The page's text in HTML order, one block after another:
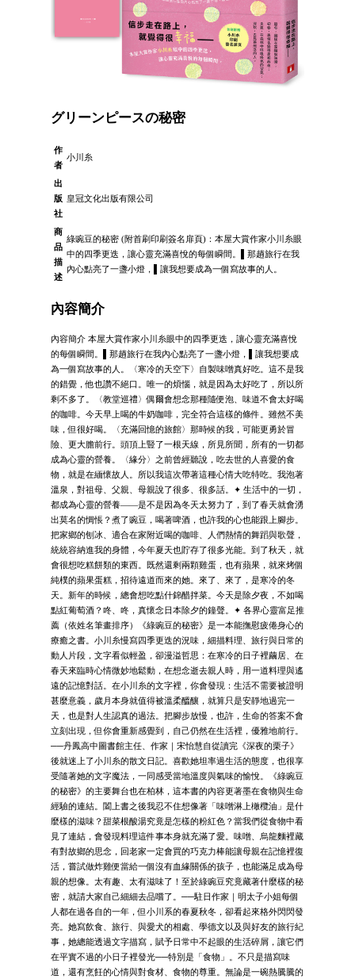
グリーンピースの秘密
作
者
小川糸
出
版
社
皇冠文化出版有限公司
商
品
描
述
綠豌豆的秘密 (附首刷印刷簽名扉頁)：本屋大賞作家小川糸眼
中的四季更迭，讓心靈充滿喜悅的每個瞬間。▌那趟旅行在我
內心點亮了一盞小燈，▌讓我想要成為一個寫故事的人。
內容簡介
內容簡介 本屋大賞作家小川糸眼中的四季更迭，讓心靈充滿喜悅
的每個瞬間。▌那趟旅行在我內心點亮了一盞小燈，▌讓我想要成
為一個寫故事的人。〈寒冷的天空下〉自製味噌真好吃。這不是我
的錯覺，他也讚不絕口。唯一的煩惱，就是因為太好吃了，所以所
剩不多了。〈教堂巡禮〉偶爾會想念那種隨便泡、味道不會太好喝
的咖啡。今天早上喝的牛奶咖啡，完全符合這樣的條件。雖然不美
味，但很好喝。〈充滿回憶的旅館〉那時候的我，可能更勇於冒
險、更大膽前行。頭頂上豎了一根天線，所見所聞，所有的一切都
成為心靈的營養。〈緣分〉之前曾經聽說，吃去世的人喜愛的食
物，就是在緬懷故人。所以我這次帶著這種心情大吃特吃。我泡著
溫泉，對祖母、父親、母親說了很多、很多話。✦ 生活中的一切，
都成為心靈的營養——是不是因為冬天太努力了，到了春天就會湧
出莫名的惆悵？煮了豌豆，喝著啤酒，也許我的心也能跟上腳步。
把家鄉的刨冰、適合在家附近喝的咖啡、人們熱情的舞蹈與歌聲，
統統容納進我的身體，今年夏天也貯存了很多光能。到了秋天，就
會很想吃糕餅類的東西。既然還剩兩顆雞蛋，也有蘋果，就來烤個
純樸的蘋果蛋糕，招待遠道而來的她。來了、來了，是寒冷的冬
天。新年的時候，總會想吃點什錦醋拌菜。今天是除夕夜，不如喝
點紅葡萄酒？咚、咚，真懷念日本除夕的鐘聲。✦ 各界心靈富足推
薦（依姓名筆畫排序）《綠豌豆的秘密》是一本能撫慰疲倦身心的
療癒之書。小川糸慢寫四季更迭的況味，細描料理、旅行與日常的
動人片段，文字看似輕盈，卻漫溢哲思：在寒冷的日子裡繭居、在
春天來臨時心情微妙地鬆動，在想念逝去親人時，用一道料理與遙
遠的記憶對話。在小川糸的文字裡，你會發現：生活不需要被證明
甚麼意義，歲月本身就值得被溫柔醞釀，就算只是安靜地過完一
天，也是對人生認真的過法。把腳步放慢，也許，生命的答案不會
立刻出現，但你會重新感覺到，自己仍然在生活裡，優雅地前行。
──丹鳳高中圖書館主任、作家｜宋怡慧自從讀完《深夜的栗子》
後就迷上了小川糸的散文日記。喜歡她坦率過生活的態度，也很享
受隨著她的文字魔法，一同感受當地溫度與氣味的愉悅。《綠豌豆
的秘密》的主要舞台也在柏林，這本書的內容更著墨在食物與生命
經驗的連結。闔上書之後我忍不住想像著「味噌淋上橄欖油」是什
麼樣的滋味？甜菜根酸湯究竟是怎樣的粉紅色？當我們從食物中看
見了連結，會發現料理這件事本身就充滿了愛。味噌、烏龍麵裡藏
有對故鄉的思念，回老家一定會買的巧克力棒能讓母親在記憶裡復
活，嘗試做炸雞便當給一個沒有血緣關係的孩子，也能滿足成為母
親的想像。太有趣、太有滋味了！至於綠豌豆究竟藏著什麼樣的秘
密，就請大家自己細細去品嚐了。──駐日作家｜明太子小姐每個
人都在過各自的一年，但小川系的春夏秋冬，卻看起來格外閃閃發
亮。她寫飲食、旅行、與愛犬的相處、學德文以及與好友的旅行紀
事，她總能透過文字描寫，賦予日常中不起眼的生活碎屑，讓它們
在平實不過的小日子裡發光──特別是「食物」。不只是描寫味
道，還有烹飪的心情與對食材、食物的尊重。無論是一碗熱騰騰的